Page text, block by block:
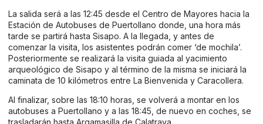
La salida será a las 12:45 desde el Centro de Mayores hacia la
Estación de Autobuses de Puertollano donde, una hora más
tarde se partirá hasta Sisapo. A la llegada, y antes de
comenzar la visita, los asistentes podrán comer ‘de mochila’.
Posteriormente se realizará la visita guiada al yacimiento
arqueológico de Sisapo y al término de la misma se iniciará la
caminata de 10 kilómetros entre La Bienvenida y Caracollera.
Al finalizar, sobre las 18:10 horas, se volverá a montar en los
autobuses a Puertollano y a las 18:45, de nuevo en coches, se